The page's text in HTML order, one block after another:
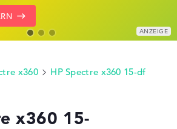
Kaufberatung
Technik & Wissen
Deals
x360 HP Spectre x360 15-df
x360 15-